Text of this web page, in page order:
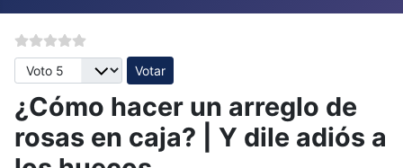
Por favor, vote
¿Cómo hacer un arreglo de
rosas en caja? | Y dile adiós a